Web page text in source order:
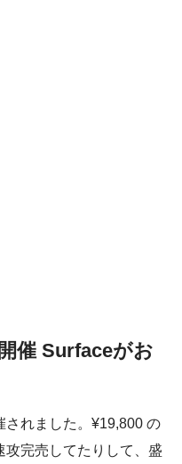
催 Surfaceがお
されました。¥19,800 の
完売してたりして、盛